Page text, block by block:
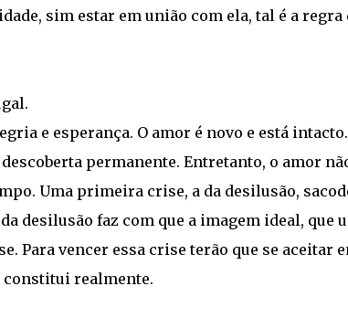
sim estar em união com ela, tal é a regra
e esperança. O amor é novo e está
permanente. Entretanto, o amor
Uma primeira crise, a da desilusão,
desilusão faz com que a imagem ideal, que
Para vencer essa crise terão que se aceitar
constitui realmente.